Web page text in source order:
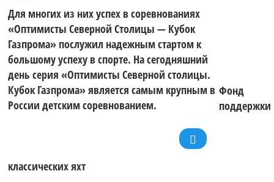
Для многих из них успех в соревнованиях
«Оптимисты Северной Столицы — Кубок
Газпрома» послужил надежным стартом к
большому успеху в спорте. На сегодняшний
день серия «Оптимисты Северной столицы.
Кубок Газпрома» является самым крупным в
России детским соревнованием.
Фонд
поддержки
классических яхт